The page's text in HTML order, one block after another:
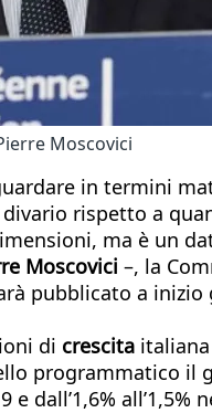
Moscovici
in termini
rispetto a
ma è un
Moscovici –, la
pubblicato a inizio
di crescita
programmatico il
e dall’1,6%